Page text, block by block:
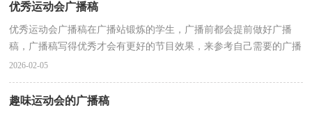
优秀运动会广播稿
优秀运动会广播稿在广播站锻炼的学生，广播前都会提前做好广播
稿，广播稿写得优秀才会有更好的节目效果，来参考自己需要的广播
稿吧！以下是小编精心整理的优秀运动会广播稿，欢迎阅读...
2026-02-05
趣味运动会的广播稿